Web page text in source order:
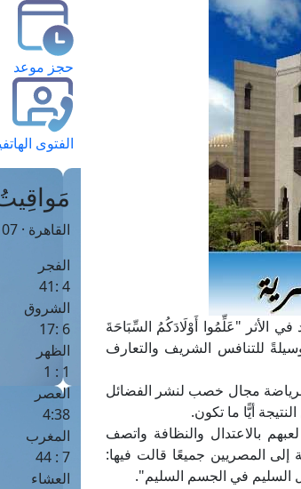
الأثر "عَلِّمُوا أَوْلَادَكُمُ السِّبَاحَةَ
للتنافس الشريف والتعارف
مجال خصب لنشر الفضائل
أيًّا ما تكون.
بالاعتدال والنظافة واتصف
المصريين جميعًا قالت فيها:
السليم في الجسم السليم".
حجز موعد
الفتوى
القاهرة · 07 أغسطس 2026 م
الفجر
4 :41
الشروق
6 :17
الظهر
1 : 1
العصر
4:38
المغرب
7 : 44
العشاء